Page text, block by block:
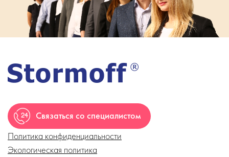
Связаться со специалистом
Политика конфиденциальности
Экологическая политика